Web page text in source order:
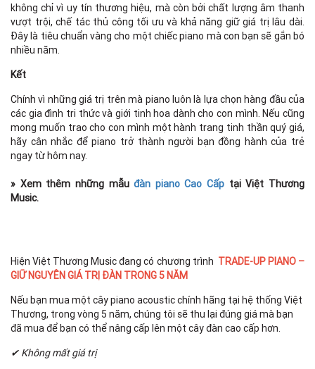
không chỉ vì uy tín thương hiệu, mà còn bởi chất lượng âm thanh
vượt trội, chế tác thủ công tối ưu và khả năng giữ giá trị lâu dài.
Đây là tiêu chuẩn vàng cho một chiếc piano mà con bạn sẽ gắn bó
nhiều năm.
Kết
Chính vì những giá trị trên mà piano luôn là lựa chọn hàng đầu của
các gia đình tri thức và giới tinh hoa dành cho con mình. Nếu cũng
mong muốn trao cho con mình một hành trang tinh thần quý giá,
hãy cân nhắc để piano trở thành người bạn đồng hành của trẻ
ngay từ hôm nay.
» Xem thêm những mẫuđàn piano Cao Cấp tại Việt Thương
Music.
Hiện Việt Thương Music đang có chương trình TRADE-UP PIANO –
GIỮ NGUYÊN GIÁ TRỊ ĐÀN TRONG 5 NĂM
Nếu bạn mua một cây piano acoustic chính hãng tại hệ thống Việt
Thương, trong vòng 5 năm, chúng tôi sẽ thu lại đúng giá mà bạn
đã mua để bạn có thể nâng cấp lên một cây đàn cao cấp hơn.
✔ Không mất giá trị